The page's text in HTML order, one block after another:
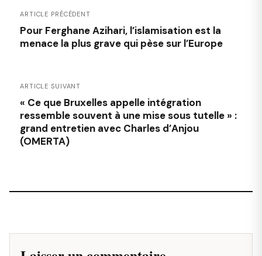
ARTICLE PRÉCÉDENT
Pour Ferghane Azihari, l’islamisation est la
menace la plus grave qui pèse sur l’Europe
ARTICLE SUIVANT
« Ce que Bruxelles appelle intégration
ressemble souvent à une mise sous tutelle » :
grand entretien avec Charles d’Anjou
(OMERTA)